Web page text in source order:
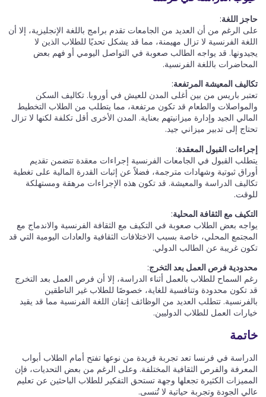
حاجز اللغة:
على الرغم من أن العديد من الجامعات تقدم برامج باللغة الإنجليزية، إلا أن
اللغة الفرنسية لا تزال مهيمنة، مما قد يشكل تحديًا للطلاب الذين لا
يجيدونها. قد يواجه الطالب صعوبة في التواصل اليومي أو فهم بعض
المحاضرات باللغة الفرنسية.
تكاليف المعيشة المرتفعة:
تعتبر باريس من بين أغلى المدن للعيش في أوروبا. تكاليف السكن
والمواصلات والطعام قد تكون مرتفعة، مما يتطلب من الطلاب التخطيط
المالي الجيد وإدارة ميزانيتهم بعناية. المدن الأخرى أقل تكلفة لكنها لا تزال
تحتاج إلى تدبير ميزاني جيد.
إجراءات القبول المعقدة:
يتطلب القبول في الجامعات الفرنسية إجراءات معقدة تتضمن تقديم
أوراق ثبوتية وشهادات مترجمة، فضلاً عن إثبات القدرة المالية على تغطية
تكاليف الدراسة والمعيشة. قد تكون هذه الإجراءات مرهقة ومستهلكة
للوقت.
التكيف مع الثقافة المحلية:
يواجه بعض الطلاب صعوبة في التكيف مع الثقافة الفرنسية والاندماج مع
المجتمع المحلي، خاصة بسبب الاختلافات الثقافية والعادات اليومية التي قد
تكون غريبة عن الطالب الدولي.
محدودية فرص العمل بعد التخرج:
رغم السماح للطلاب بالعمل أثناء الدراسة، إلا أن فرص العمل بعد التخرج
قد تكون محدودة وتنافسية للغاية، خصوصًا للطلاب غير الناطقين
بالفرنسية. تتطلب العديد من الوظائف إتقان اللغة الفرنسية مما قد يقيد
خيارات العمل للطلاب الدوليين.
خاتمة
الدراسة في فرنسا تعد تجربة فريدة من نوعها تفتح أمام الطلاب أبواب
المعرفة والفرص الثقافية المختلفة. وعلى الرغم من بعض التحديات، فإن
المميزات الكثيرة تجعلها وجهة تستحق التفكير للطلاب الباحثين عن تعليم
عالي الجودة وتجربة حياتية لا تُنسى.